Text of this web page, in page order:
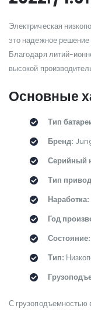
Электрическая
это надежное
Благодаря литий-
высокой
Основные
Тип
Бренд:
Серийный
Тип
Наработка:
Год
Состояние:
Тип:
С грузоподъемностью